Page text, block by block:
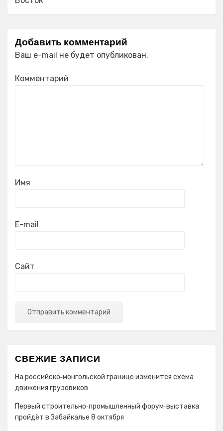
Добавить комментарий
Ваш e-mail не будет опубликован.
Комментарий
Имя
E-mail
Сайт
СВЕЖИЕ ЗАПИСИ
На российско‑монгольской границе изменится схема
движения грузовиков
Первый строительно‑промышленный форум‑выставка
пройдёт в Забайкалье 8 октября